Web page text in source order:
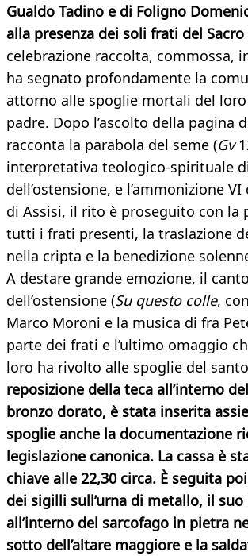
Gualdo Tadino e di Foligno
alla presenza dei soli frati del
celebrazione raccolta, commossa,
ha segnato profondamente la
attorno alle spoglie mortali del
padre. Dopo l’ascolto della pagina
racconta la parabola del seme (Gv
interpretativa teologico-spirituale
dell’ostensione, e l’ammonizione
di Assisi, il rito è proseguito con la
tutti i frati presenti, la traslazione
nella cripta e la benedizione
A destare grande emozione, il
dell’ostensione (Su questo colle,
Marco Moroni e la musica di fra
parte dei frati e l’ultimo omaggio
loro ha rivolto alle spoglie del
reposizione della teca all’interno
bronzo dorato, è stata inserita
spoglie anche la documentazione
legislazione canonica. La cassa è
chiave alle 22,30 circa. È seguita
dei sigilli sull’urna di metallo, il
all’interno del sarcofago in pietra
sotto dell’altare maggiore e la